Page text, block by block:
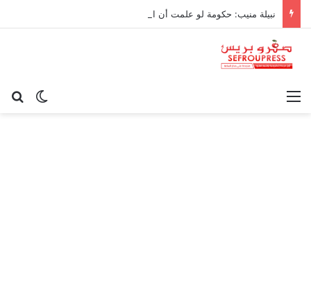
الوضع القائمة